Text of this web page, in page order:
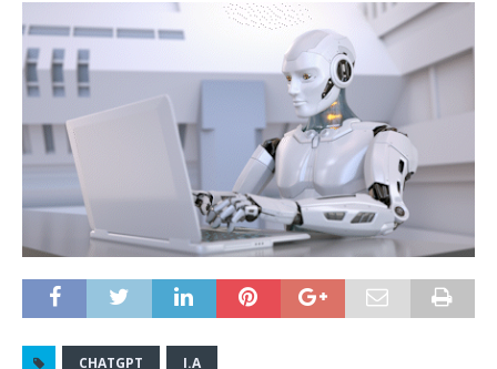
CHATGPT I.A